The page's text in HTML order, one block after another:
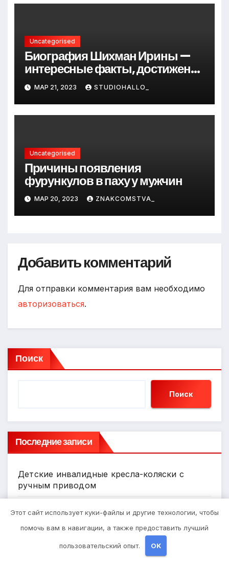
Uncategorised
Биография Шихман Ирины —
интересные факты, достижения
и путь к успеху
МАР 21, 2023 STUDIOHALLO_
Uncategorised
Причины появления
фурункулов в паху у мужчин
МАР 20, 2023 ZNAKCOMSTVA_
Добавить комментарий
Для отправки комментария вам необходимо
авторизоваться.
Поиск
Поиск
Последние записи
Детские инвалидные кресла-коляски с
ручным приводом
Запись в стоматологическую клинику
характеристики
Этот сайт использует куки-файлы и другие технологии, чтобы
помочь вам в навигации, а также предоставить лучший
пользовательский опыт. OK